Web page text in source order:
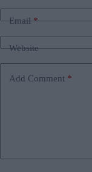
Email*
Website
Add Comment *